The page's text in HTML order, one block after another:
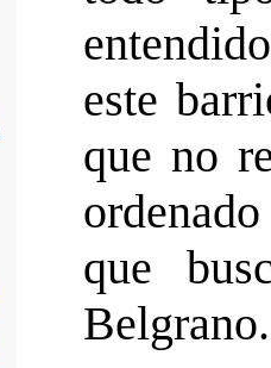
este
que no
que
Belgrano.